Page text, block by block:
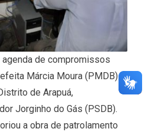
agenda de compromissos
Márcia Moura (PMDB)
de Arapuá,
Jorginho do Gás (PSDB).
a obra de patrolamento